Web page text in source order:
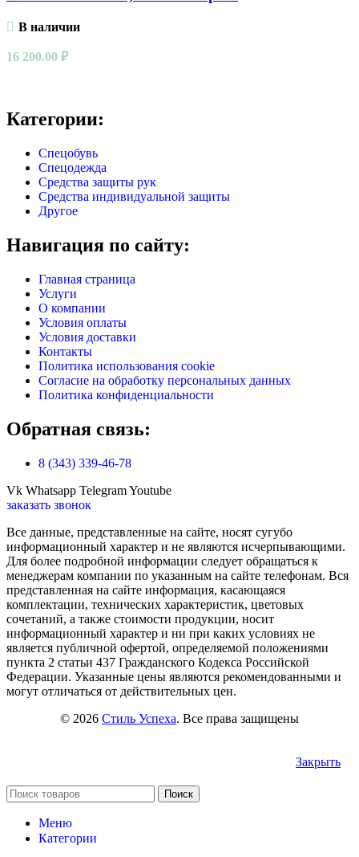
В наличии
16 200.00 ₽
Категории:
Спецобувь
Спецодежда
Средства защиты рук
Средства индивидуальной защиты
Другое
Навигация по сайту:
Главная страница
Услуги
О компании
Условия оплаты
Условия доставки
Контакты
Политика использования cookie
Согласие на обработку персональных данных
Политика конфиденциальности
Обратная связь:
8 (343) 339-46-78
Vk Whatsapp TelegramYoutube
заказать звонок
Все данные, представленные на сайте, носят сугубо
информационный характер и не являются исчерпывающими.
Для более подробной информации следует обращаться к
менеджерам компании по указанным на сайте телефонам. Вся
представленная на сайте информация, касающаяся
комплектации, технических характеристик, цветовых
сочетаний, а также стоимости продукции, носит
информационный характер и ни при каких условиях не
является публичной офертой, определяемой положениями
пункта 2 статьи 437 Гражданского Кодекса Российской
Федерации. Указанные цены являются рекомендованными и
могут отличаться от действительных цен.
© 2026 Стиль Успеха. Все права защищены
Закрыть
Поиск
Меню
Категории